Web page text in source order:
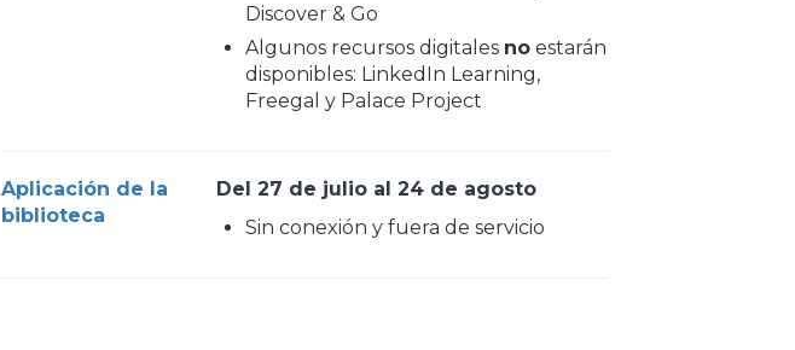
Discover & Go
Algunos recursos digitales noestarán
disponibles: LinkedIn Learning,
Freegal y Palace Project
Aplicación de la
biblioteca
Del 27 de julio al 24 de agosto
Sin conexión y fuera de servicio